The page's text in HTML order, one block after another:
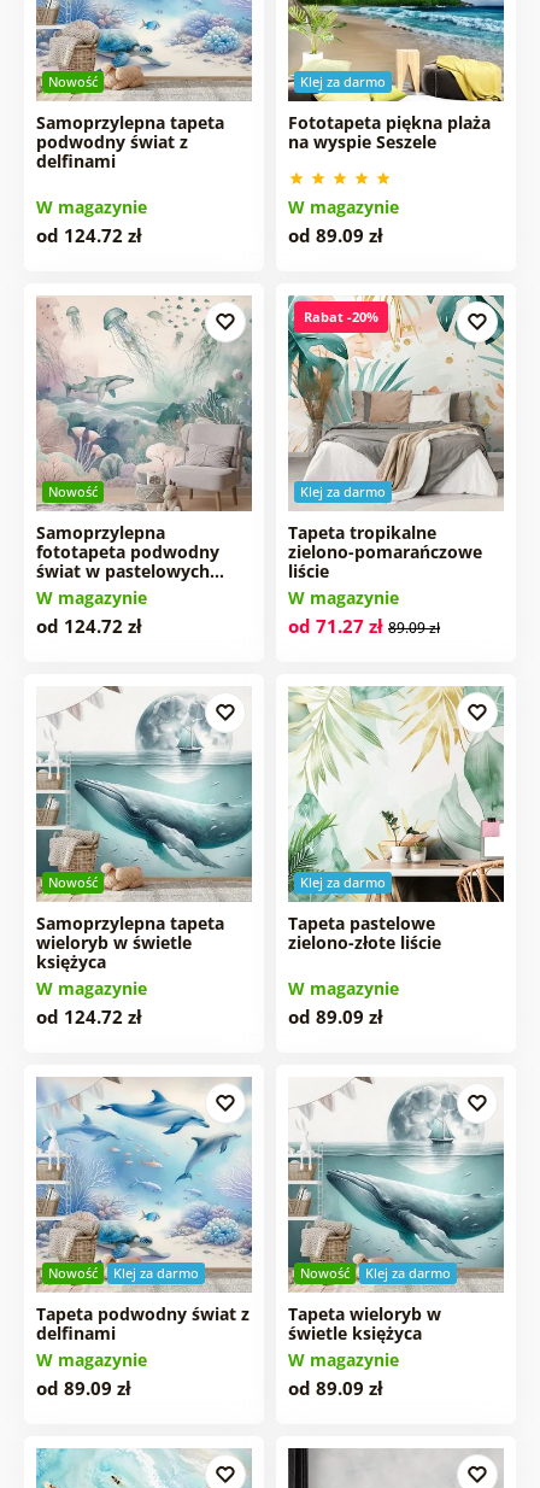
Nowość
Samoprzylepna tapeta
podwodny świat z
delfinami
W magazynie
od 124.72 zł
Klej za darmo
Fototapeta piękna plaża
na wyspie Seszele
W magazynie
od 89.09 zł
Nowość
Samoprzylepna
fototapeta podwodny
świat w pastelowych…
W magazynie
od 124.72 zł
Klej za darmo
Rabat -20%
Tapeta tropikalne
zielono-pomarańczowe
liście
W magazynie
od 71.27 zł 89.09 zł
Nowość
Samoprzylepna tapeta
wieloryb w świetle
księżyca
W magazynie
od 124.72 zł
Klej za darmo
Tapeta pastelowe
zielono-złote liście
W magazynie
od 89.09 zł
Nowość Klej za darmo
Tapeta podwodny świat z
delfinami
W magazynie
od 89.09 zł
Nowość Klej za darmo
Tapeta wieloryb w
świetle księżyca
W magazynie
od 89.09 zł